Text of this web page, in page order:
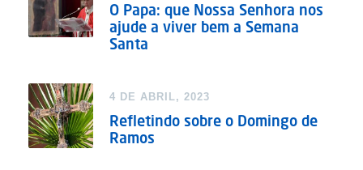
O Papa: que Nossa Senhora nos
ajude a viver bem a Semana
Santa
4 DE ABRIL, 2023
Refletindo sobre o Domingo de
Ramos